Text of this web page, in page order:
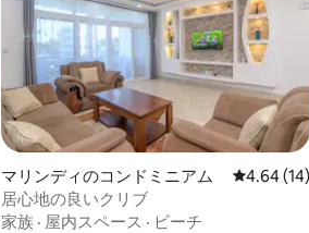
マリンディのコンドミニアム レビュー
4.64 (14)
居心地の良いクリブ
家族 · 屋内スペース · ビーチ